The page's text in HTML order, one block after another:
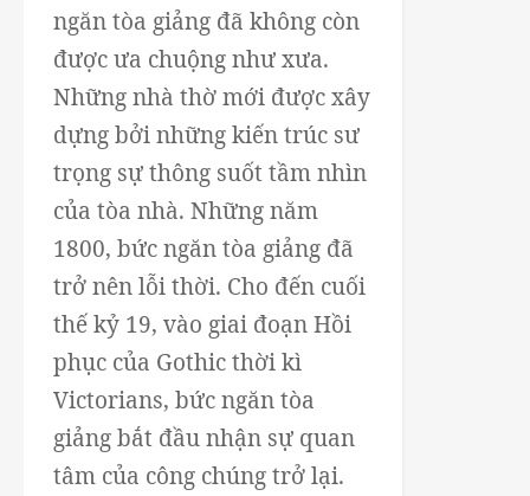
ngăn tòa giảng đã không còn
được ưa chuộng như xưa.
Những nhà thờ mới được xây
dựng bởi những kiến trúc sư
trọng sự thông suốt tầm nhìn
của tòa nhà. Những năm
1800, bức ngăn tòa giảng đã
trở nên lỗi thời. Cho đến cuối
thế kỷ 19, vào giai đoạn Hồi
phục của Gothic thời kì
Victorians, bức ngăn tòa
giảng bắt đầu nhận sự quan
tâm của công chúng trở lại.